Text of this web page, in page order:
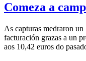
Comeza a
As capturas medraron
facturación grazas a un
aos 10,42 euros do